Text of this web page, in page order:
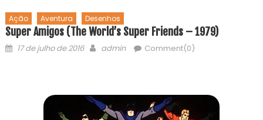
Ação Aventura Desenhos
Super Amigos (The World’s Super Friends – 1979)
17 de julho de 2016 admin Comment(0)